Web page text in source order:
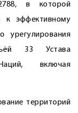
в которой
к эффективному
урегулирования
33 Устава
включая
территорий